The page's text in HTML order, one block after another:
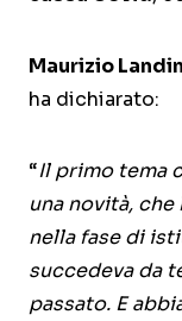
Maurizio
ha dichiarato:
“Il primo tema
una novità,
nella fase di
succedeva da
passato. E